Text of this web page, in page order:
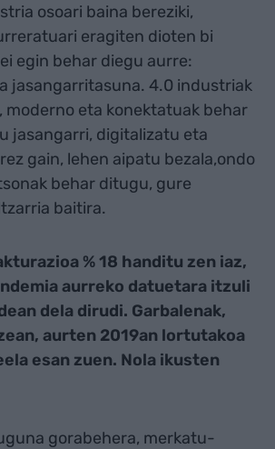
osoari baina bereziki,
eragiten dioten bi
egin behar diegu aurre:
jasangarritasuna. 4.0 industriak
moderno eta konektatuak behar
jasangarri, digitalizatu eta
gain, lehen aipatu bezala,ondo
behar ditugu, gure
baitira.
% 18 handitu zen iaz,
aurreko datuetara itzuli
dela dirudi. Garbalenak,
aurten 2019an lortutakoa
esan zuen. Nola ikusten
gorabehera, merkatu-